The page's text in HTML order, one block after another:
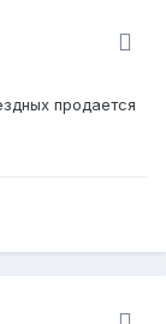
продается